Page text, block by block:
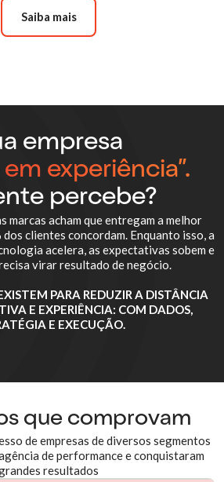
Saiba mais
empresa
experiência”.
percebe?
marcas acham que entregam a melhor
dos clientes concordam. Enquanto isso, a
acelera, as expectativas sobem e
virar resultado de negócio.
PARA REDUZIR A DISTÂNCIA
E EXPERIÊNCIA: COM DADOS,
E EXECUÇÃO.
que comprovam
de empresas de diversos segmentos
de performance e conquistaram
resultados